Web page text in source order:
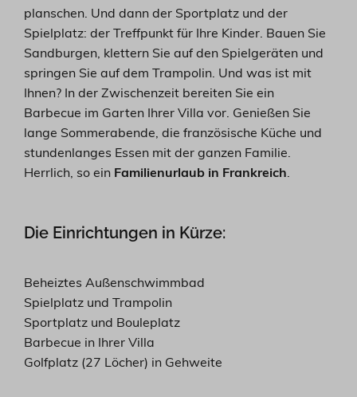
planschen. Und dann der Sportplatz und der
Spielplatz: der Treffpunkt für Ihre Kinder. Bauen Sie
Sandburgen, klettern Sie auf den Spielgeräten und
springen Sie auf dem Trampolin. Und was ist mit
Ihnen? In der Zwischenzeit bereiten Sie ein
Barbecue im Garten Ihrer Villa vor. Genießen Sie
lange Sommerabende, die französische Küche und
stundenlanges Essen mit der ganzen Familie.
Herrlich, so ein Familienurlaub in Frankreich.
Die Einrichtungen in Kürze:
Beheiztes Außenschwimmbad
Spielplatz und Trampolin
Sportplatz und Bouleplatz
Barbecue in Ihrer Villa
Golfplatz (27 Löcher) in Gehweite